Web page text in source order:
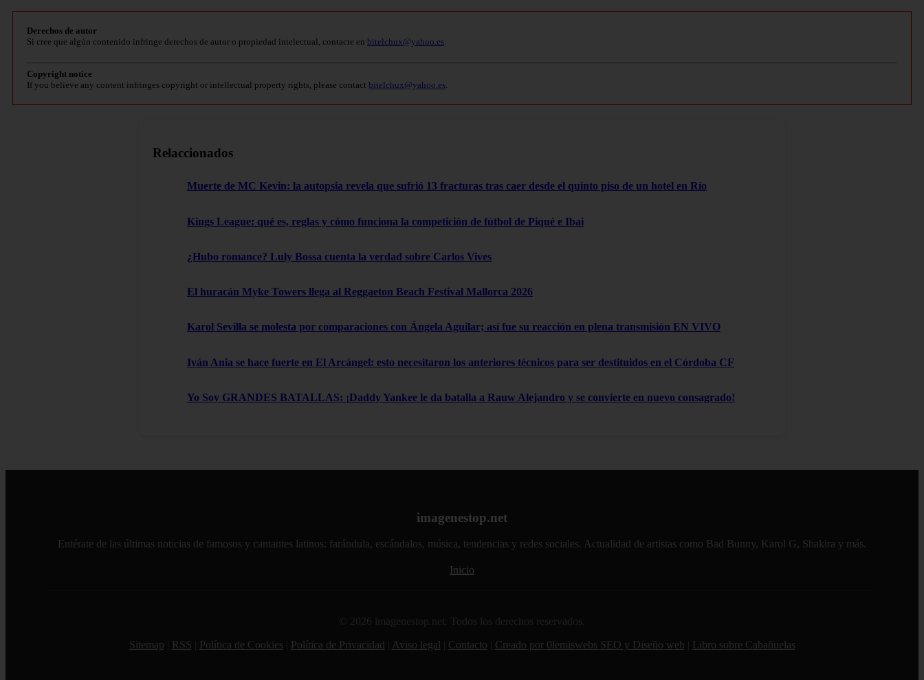
Derechos de autor
Si cree que algún contenido infringe derechos de autor o propiedad intelectual, contacte en bitelchux@yahoo.es
Copyright notice
If you believe any content infringes copyright or intellectual property rights, please contact bitelchux@yahoo.es
Relaccionados
Muerte de MC Kevin: la autopsia revela que sufrió 13 fracturas tras caer desde el quinto piso de un hotel en Río
Kings League: qué es, reglas y cómo funciona la competición de fútbol de Piqué e Ibai
¿Hubo romance? Luly Bossa cuenta la verdad sobre Carlos Vives
El huracán Myke Towers llega al Reggaeton Beach Festival Mallorca 2026
Karol Sevilla se molesta por comparaciones con Ángela Aguilar; así fue su reacción en plena transmisión EN VIVO
Iván Ania se hace fuerte en El Arcángel: esto necesitaron los anteriores técnicos para ser destituidos en el Córdoba CF
Yo Soy GRANDES BATALLAS: ¡Daddy Yankee le da batalla a Rauw Alejandro y se convierte en nuevo consagrado!
imagenestop.net
Entérate de las últimas noticias de famosos y cantantes latinos: farándula, escándalos, música, tendencias y redes sociales. Actualidad de artistas como Bad Bunny, Karol G, Shakira y más.
Inicio
© 2026 imagenestop.net. Todos los derechos reservados.
Sitemap
RSS Política de Cookies Política de Privacidad Aviso legal Contacto Creado por 0lemiswebs SEO y Diseño web Libro sobre Cabañuelas